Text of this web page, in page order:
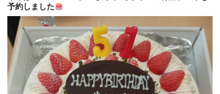
予約しました